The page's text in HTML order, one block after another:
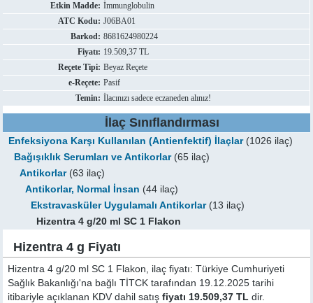
Etkin Madde: İmmunglobulin
ATC Kodu: J06BA01
Barkod: 8681624980224
Fiyatı: 19.509,37 TL
Reçete Tipi: Beyaz Reçete
e-Reçete: Pasif
Temin: İlacınızı sadece eczaneden alınız!
İlaç Sınıflandırması
Enfeksiyona Karşı Kullanılan (Antienfektif) İlaçlar(1026 ilaç)
Bağışıklık Serumları ve Antikorlar(65 ilaç)
Antikorlar(63 ilaç)
Antikorlar, Normal İnsan (44 ilaç)
Ekstravasküler Uygulamalı Antikorlar(13 ilaç)
Hizentra 4 g/20 ml SC 1 Flakon
Hizentra 4 g Fiyatı
Hizentra 4 g/20 ml SC 1 Flakon, ilaç fiyatı: Türkiye Cumhuriyeti
Sağlık Bakanlığı'na bağlı TİTCK tarafından 19.12.2025 tarihi
itibariyle açıklanan KDV dahil satışfiyatı 19.509,37 TL dir.